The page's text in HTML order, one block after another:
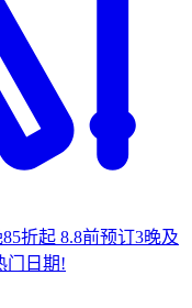
折起 8.8前预订3晚及
门日期!